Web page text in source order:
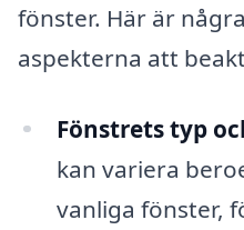
fönster. Här är
aspekterna att
Fönstrets typ
kan variera
vanliga fönster,